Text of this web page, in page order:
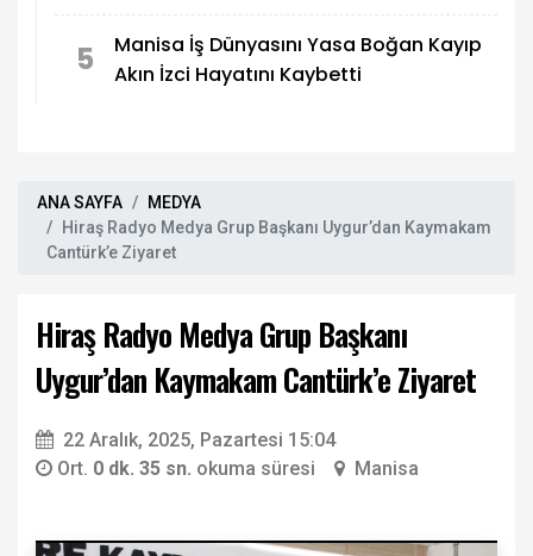
5
Manisa İş Dünyasını Yasa Boğan Kayıp
Akın İzci Hayatını Kaybetti
ANA SAYFA
MEDYA
Hiraş Radyo Medya Grup Başkanı Uygur’dan Kaymakam
Cantürk’e Ziyaret
Hiraş Radyo Medya Grup Başkanı
Uygur’dan Kaymakam Cantürk’e Ziyaret
22 Aralık, 2025, Pazartesi 15:04
Ort. 0 dk. 35 sn. okuma süresi Manisa